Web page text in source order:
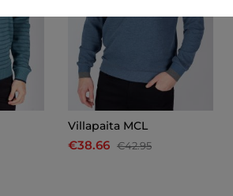
Villapaita MCL
€38.66 €42.95